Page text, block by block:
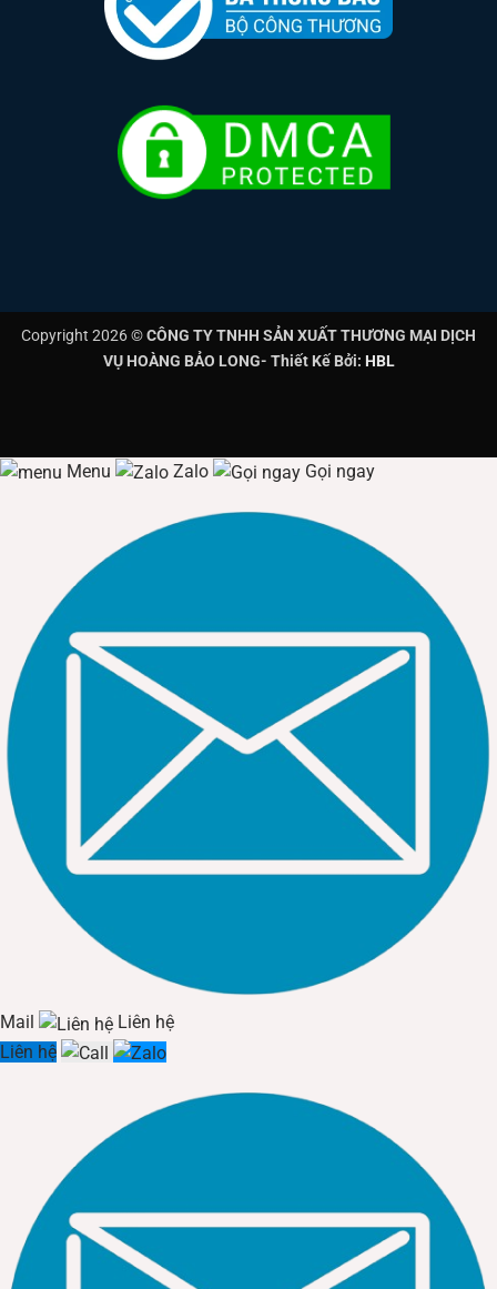
Copyright 2026 ©CÔNG TY TNHH SẢN XUẤT THƯƠNG MẠI DỊCH
VỤ HOÀNG BẢO LONG- Thiết Kế Bởi: HBL
Menu Zalo Gọi ngay
Mail
Liên hệ
Liên hệ